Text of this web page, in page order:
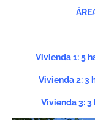
Vivienda 1: 5
Vivienda 2: 3
Vivienda 3: 3